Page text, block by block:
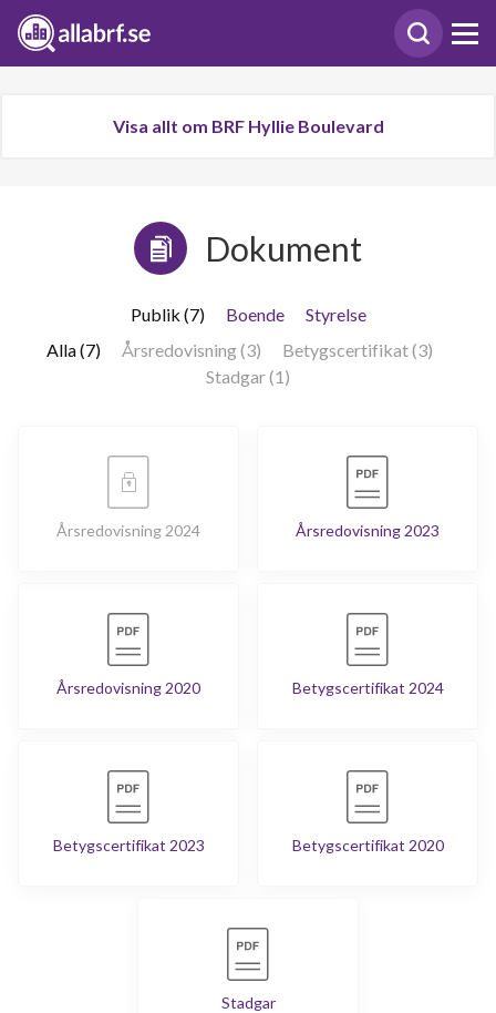
Visa allt om BRF Hyllie Boulevard
Dokument
Publik (7) Boende
Styrelse
Alla (7)
Årsredovisning (3)
Betygscertifikat (3)
Stadgar (1)
Årsredovisning 2024 Årsredovisning 2023
Årsredovisning 2020 Betygscertifikat 2024
Betygscertifikat 2023 Betygscertifikat 2020
Stadgar